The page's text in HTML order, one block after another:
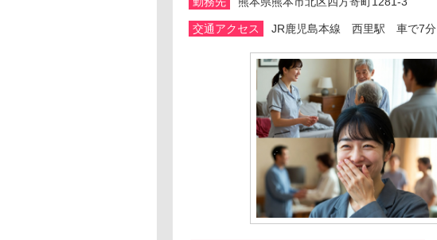
交通アクセス JR鹿児島本線 西里駅 車で7分